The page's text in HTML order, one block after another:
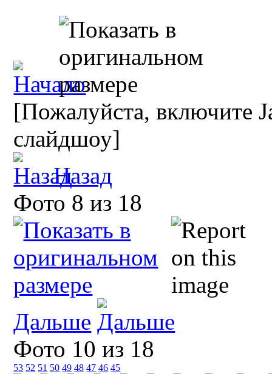
[Пожалуйста, включите
слайдшоу]
Назад
Фото 8 из 18
Дальше
Фото 10 из 18
53 52 51 50 49 48 47 46 45